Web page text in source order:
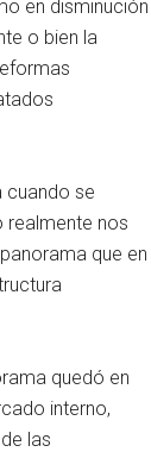
en disminución
o bien la
cuando se
realmente nos
que en
quedó en
interno,
las